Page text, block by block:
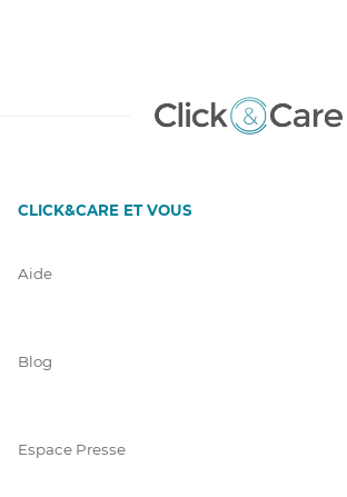
CLICK&CARE ET VOUS
Aide
Blog
Espace Presse